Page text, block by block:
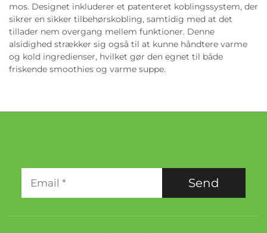
mos. Designet inkluderer et patenteret koblingssystem, der
sikrer en sikker tilbehørskobling, samtidig med at det
tillader nem overgang mellem funktioner. Denne
alsidighed strækker sig også til at kunne håndtere varme
og kold ingredienser, hvilket gør den egnet til både
friskende smoothies og varme suppe.
Send